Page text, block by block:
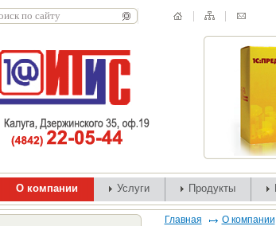
О компании Услуги Продукты
Главная О компании